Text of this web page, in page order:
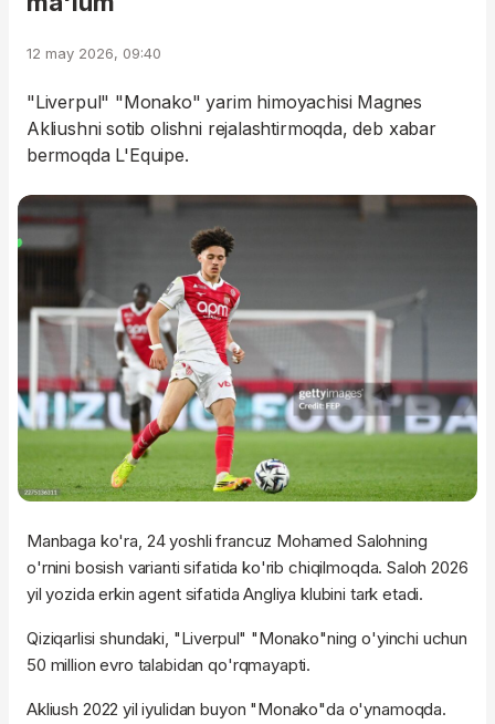
12 may 2026, 09:40
"Liverpul" "Monako" yarim himoyachisi Magnes
Akliushni sotib olishni rejalashtirmoqda, deb xabar
bermoqda L'Equipe.
Manbaga ko'ra, 24 yoshli francuz Mohamed Salohning
o'rnini bosish varianti sifatida ko'rib chiqilmoqda. Saloh 2026
yil yozida erkin agent sifatida Angliya klubini tark etadi.
Qiziqarlisi shundaki, "Liverpul" "Monako"ning o'yinchi uchun
50 million evro talabidan qo'rqmayapti.
Akliush 2022 yil iyulidan buyon "Monako"da o'ynamoqda.